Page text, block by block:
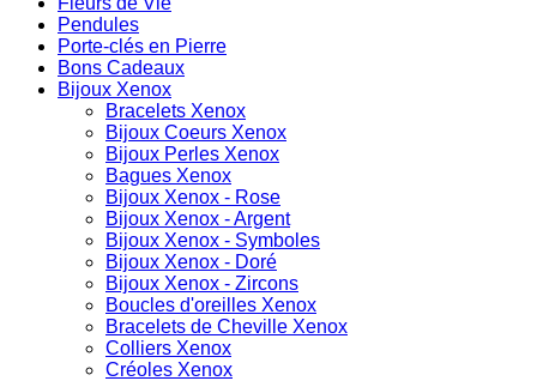
Pendules
Porte-clés en Pierre
Bons Cadeaux
Bijoux Xenox
Bracelets Xenox
Bijoux Coeurs Xenox
Bijoux Perles Xenox
Bagues Xenox
Bijoux Xenox - Rose
Bijoux Xenox - Argent
Bijoux Xenox - Symboles
Bijoux Xenox - Doré
Bijoux Xenox - Zircons
Boucles d'oreilles Xenox
Bracelets de Cheville Xenox
Colliers Xenox
Créoles Xenox